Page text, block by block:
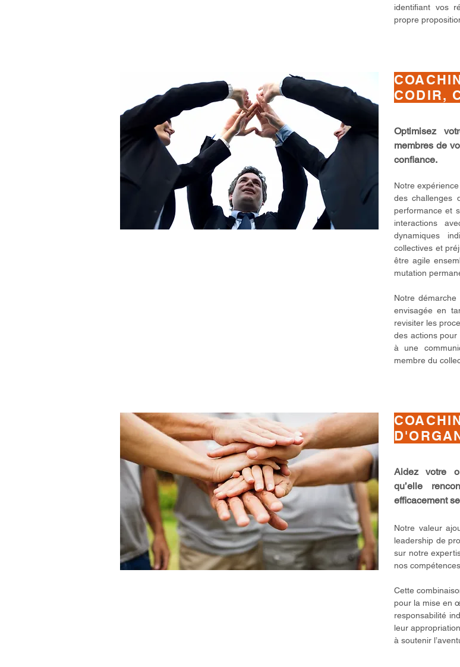
identifiant vos
propre
CODIR,
Optimisez
membres de
confiance.
Notre
des challenges
performance et
interactions
dynamiques
collectives et
être agile
mutation
Notre démarche
envisagée en
revisiter les
des actions
à une
membre du
Aidez votre
qu’elle
efficacement
Notre valeur
leadership de
sur notre
nos
Cette
pour la mise en
responsabilité
leur
à soutenir